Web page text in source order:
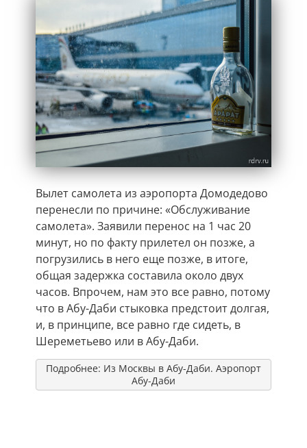
Вылет самолета из аэропорта Домодедово
перенесли по причине: «Обслуживание
самолета». Заявили перенос на 1 час 20
минут, но по факту прилетел он позже, а
погрузились в него еще позже, в итоге,
общая задержка составила около двух
часов. Впрочем, нам это все равно, потому
что в Абу-Даби стыковка предстоит долгая,
и, в принципе, все равно где сидеть, в
Шереметьево или в Абу-Даби.
Подробнее: Из Москвы в Абу-Даби. Аэропорт
Абу-Даби